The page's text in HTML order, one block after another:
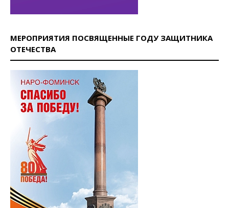
МЕРОПРИЯТИЯ ПОСВЯЩЕННЫЕ ГОДУ ЗАЩИТНИКА
ОТЕЧЕСТВА